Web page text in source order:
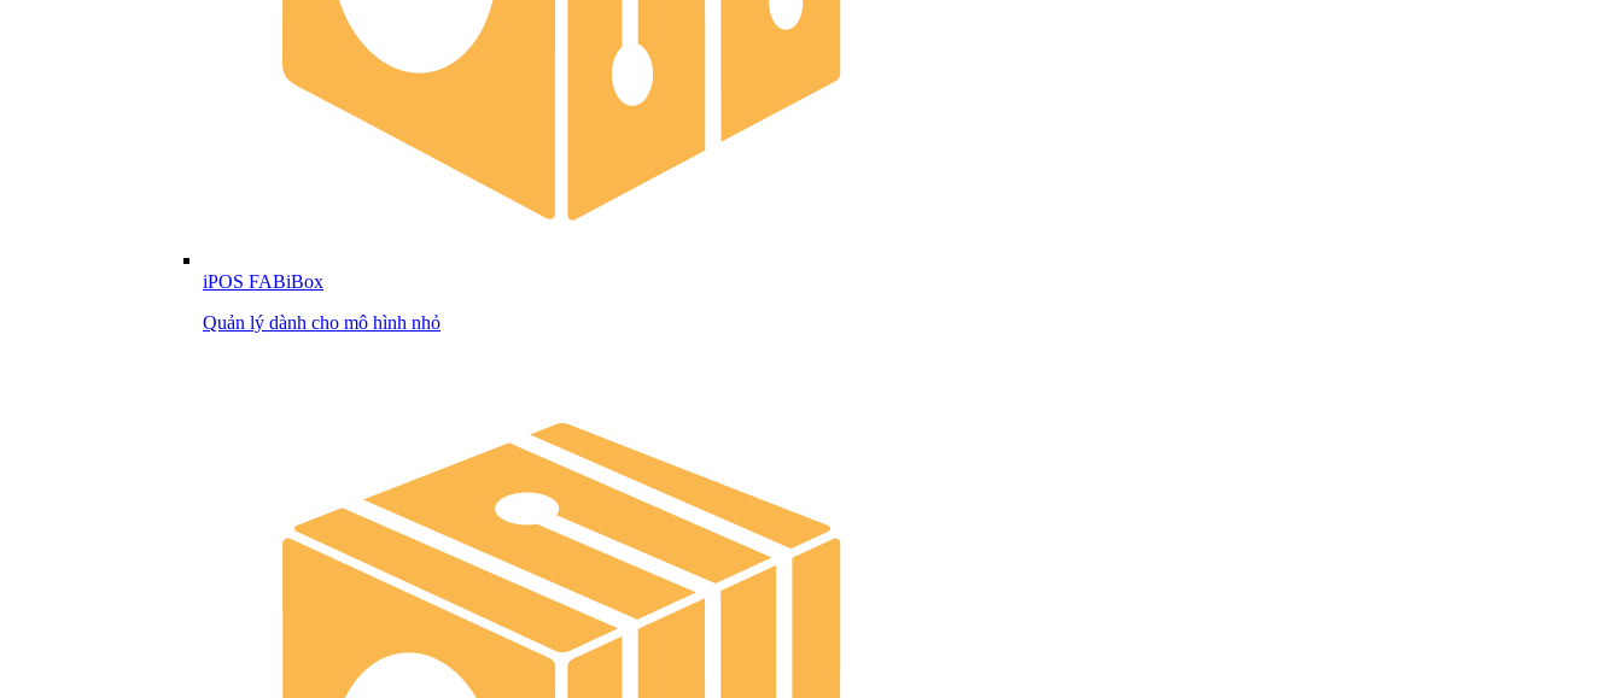
iPOS FABiBox
Quản lý dành cho mô hình nhỏ